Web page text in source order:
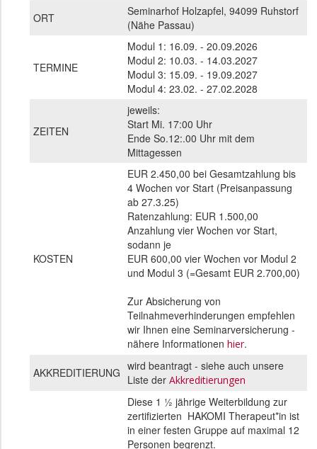
ORT
Seminarhof Holzapfel, 94099 Ruhstorf
(Nähe Passau)
TERMINE
Modul 1: 16.09. - 20.09.2026
Modul 2: 10.03. - 14.03.2027
Modul 3: 15.09. - 19.09.2027
Modul 4: 23.02. - 27.02.2028
ZEITEN
jeweils:
Start Mi. 17:00 Uhr
Ende So.12:.00 Uhr mit dem
Mittagessen
KOSTEN
EUR 2.450,00 bei Gesamtzahlung bis
4 Wochen vor Start (Preisanpassung
ab 27.3.25)
Ratenzahlung: EUR 1.500,00
Anzahlung vier Wochen vor Start,
sodann je
EUR 600,00 vier Wochen vor Modul 2
und Modul 3 (=Gesamt EUR 2.700,00)
Zur Absicherung von
Teilnahmeverhinderungen empfehlen
wir Ihnen eine Seminarversicherung -
nähere Informationen hier.
AKKREDITIERUNG wird beantragt - siehe auch unsere
Liste der Akkreditierungen
Diese 1 ½ jährige Weiterbildung zur
zertifizierten HAKOMI Therapeut*in ist
in einer festen Gruppe auf maximal 12
Personen begrenzt.